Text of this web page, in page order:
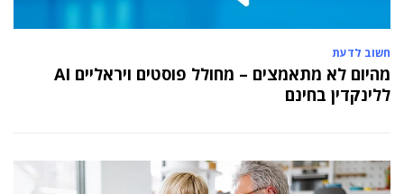
חשוב לדעת
מהיום לא מתאמצים – מחולל פוסטים ויראליים AI
ללינקדין בחינם